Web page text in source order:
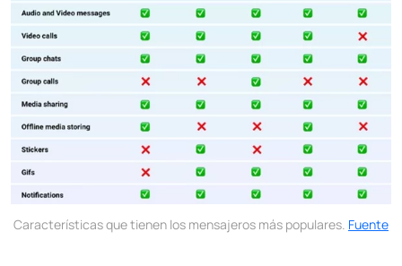
Características que tienen los mensajeros más populares. Fuente